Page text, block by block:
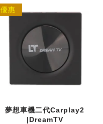
優惠
夢想車機二代Carplay2
|DreamTV